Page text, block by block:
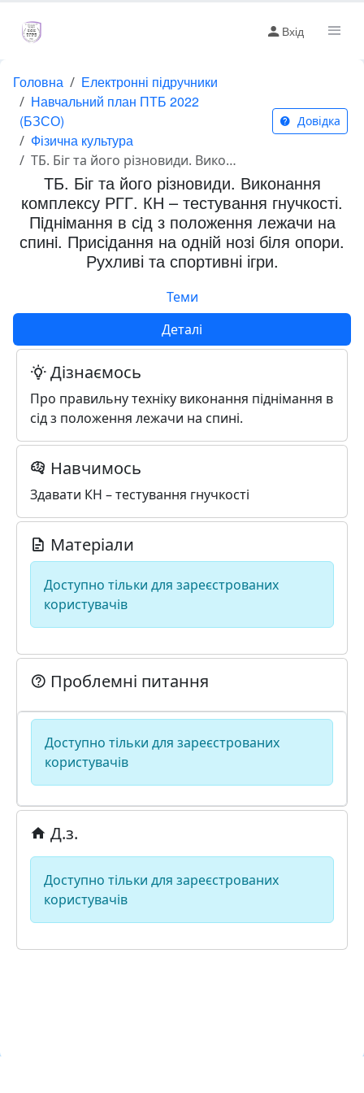
Вхід
Головна
Електронні підручники
Навчальний план ПТБ 2022
(БЗСО)
Фізична культура
ТБ. Біг та його різновиди. Виконання комплексу РГГ. КН – тестування гнучкості. Пiднiмання в сiд з положення лежачи на спинi. Присідання на однiй нозi бiля опори. Рухливі та спортивні ігри.
Довідка
ТБ. Біг та його різновиди. Виконання
комплексу РГГ. КН – тестування гнучкості.
Пiднiмання в сiд з положення лежачи на
спинi. Присідання на однiй нозi бiля опори.
Рухливі та спортивні ігри.
Теми
Деталі
Дізнаємось
Про правильну техніку виконання пiднiмання в
сiд з положення лежачи на спинi.
Навчимось
Здавати КН – тестування гнучкості
Матеріали
Доступно тільки для зареєстрованих
користувачів
Проблемні питання
Доступно тільки для зареєстрованих
користувачів
Д.з.
Доступно тільки для зареєстрованих
користувачів